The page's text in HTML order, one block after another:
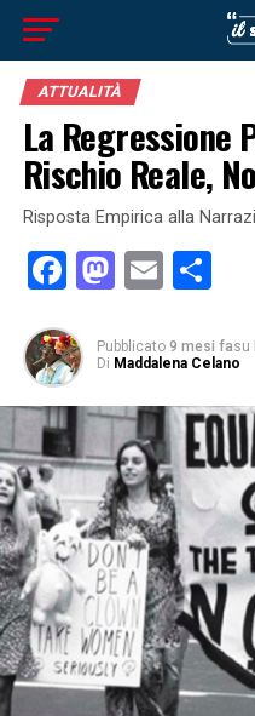
ATTUALITÀ
La Regressione
Rischio Reale,
Risposta Empirica alla
Facebook
Email
Pubblicato 9 mesi fasu
Di Maddalena Celano